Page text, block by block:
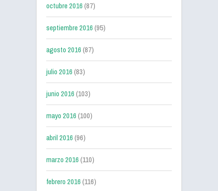
octubre 2016(87)
septiembre 2016(95)
agosto 2016(87)
julio 2016(83)
junio 2016(103)
mayo 2016(100)
abril 2016(96)
marzo 2016(110)
febrero 2016(116)